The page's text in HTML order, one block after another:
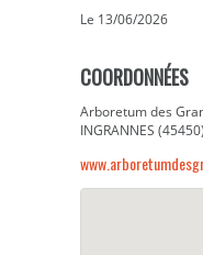
Le 13/06/2026
COORDONNÉES
Arboretum des
INGRANNES (45450)